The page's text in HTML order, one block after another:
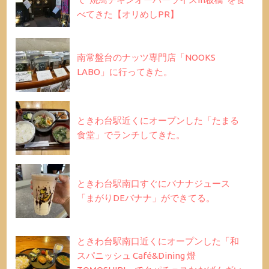
べてきた【オリめしPR】
南常盤台のナッツ専門店「NOOKS
LABO」に行ってきた。
ときわ台駅近くにオープンした「たまる
食堂」でランチしてきた。
ときわ台駅南口すぐにバナナジュース
「まがりDEバナナ」ができてる。
ときわ台駅南口近くにオープンした「和
スパニッシュ Café&Dining 燈